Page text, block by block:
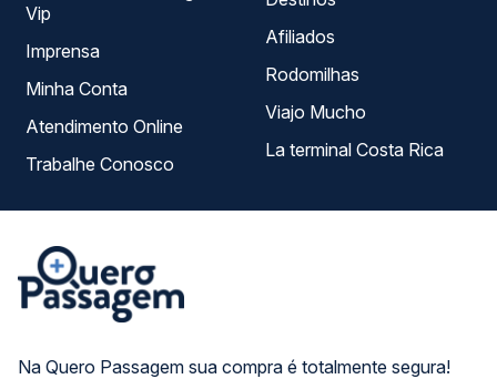
Na Quero Passagem sua compra é totalmente segura!
Vip
Imprensa
Minha Conta
Atendimento Online
Trabalhe Conosco
Afiliados
Rodomilhas
Viajo Mucho
La terminal Costa Rica